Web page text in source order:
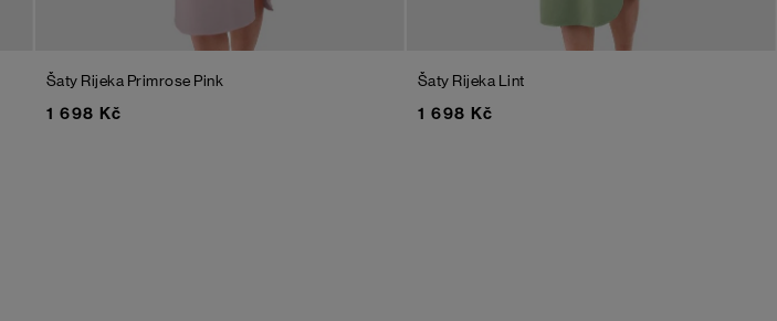
Šaty Rijeka Primrose Pink
1 698 Kč
Šaty Rijeka Lint
1 698 Kč